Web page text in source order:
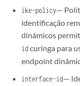
ike-policy—
identificação
dinâmicos
idcuringa para
endpoint
interface-id—